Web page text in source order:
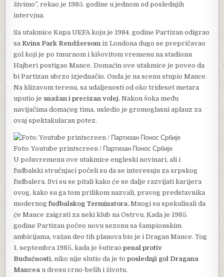
živimo”, rekao je 1985. godine u jednom od poslednjih
intervjua.
Sa utakmice Kupa UEFA koju je 1984. godine Partizan odigrao
sa Kvins Park Rendžersomiz Londona dugo se prepričavao
gol koji je po tmurnom i kišovitom vremenu na stadionu
Hajberi postigao Mance. Domaćin ove utakmice je poveo da
bi Partizan ubrzo izjednačio. Onda je na scenu stupio Mance.
Na klizavom terenu, sa udaljenosti od oko trideset metara
uputio je snažan i precizan volej.Nakon šoka među
navijačima domaćeg tima, usledio je gromoglasni aplauz za
ovaj spektakularan potez.
Foto: Youtube printscreen / Партизан Понос Србије
U poluvremenu ove utakmice engleski novinari, ali i
fudbalski stručnjaci počeli su da se interesuju za srpskog
fudbalera. Svi su se pitali kako će se dalje razvijati karijera
ovog, kako su ga tom prilikom nazvali, pravog predstavnika
modernogfudbalskog Terminatora.Mnogi su spekulisali da
će Mance zaigrati za neki klub na Ostrvu. Kada je 1985.
godine Partizan počeo novu sezonu sa šampionskim
ambicijama, važan deo tih planova bio je i Dragan Mance. Tog
1. septembra 1985, kada je šutirao penal protiv
Budućnosti, niko nije slutio da je toposlednji gol Dragana
Mancea u dresu crno-belih i životu.